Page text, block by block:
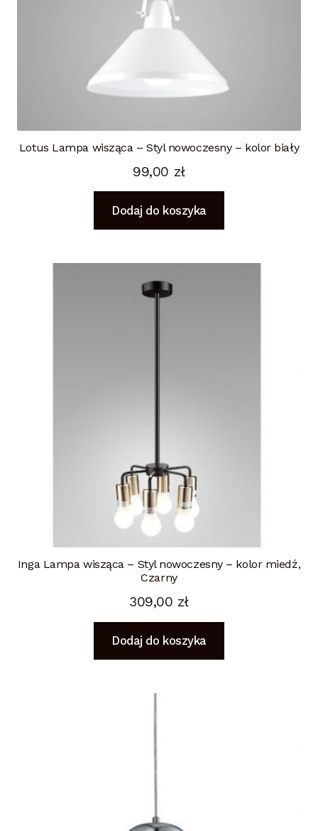
Lotus Lampa wisząca – Styl nowoczesny – kolor biały
99,00 zł
Dodaj do koszyka
Inga Lampa wisząca – Styl nowoczesny – kolor miedź,
Czarny
309,00 zł
Dodaj do koszyka